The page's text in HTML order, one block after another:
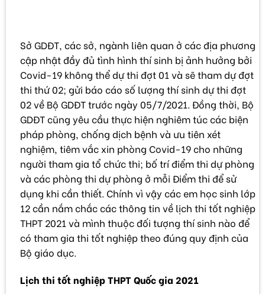
Sở GDĐT, các sở, ngành liên quan ở các địa phương
cập nhật đầy đủ tình hình thí sinh bị ảnh hưởng bởi
Covid-19 không thể dự thi đợt 01 và sẽ tham dự đợt
thi thứ 02; gửi báo cáo số lượng thí sinh dự thi đợt
02 về Bộ GDĐT trước ngày 05/7/2021. Đồng thời, Bộ
GDĐT cũng yêu cầu thực hiện nghiêm túc các biện
pháp phòng, chống dịch bệnh và ưu tiên xét
nghiệm, tiêm vắc xin phòng Covid-19 cho những
người tham gia tổ chức thi; bố trí điểm thi dự phòng
và các phòng thi dự phòng ở mỗi Điểm thi để sử
dụng khi cần thiết. Chính vì vậy các em học sinh lớp
12 cần nắm chắc các thông tin về lịch thi tốt nghiệp
THPT 2021 và mình thuộc đối tượng thí sinh nào để
có tham gia thi tốt nghiệp theo đúng quy định của
Bộ giáo dục.
Lịch thi tốt nghiệp THPT Quốc gia 2021